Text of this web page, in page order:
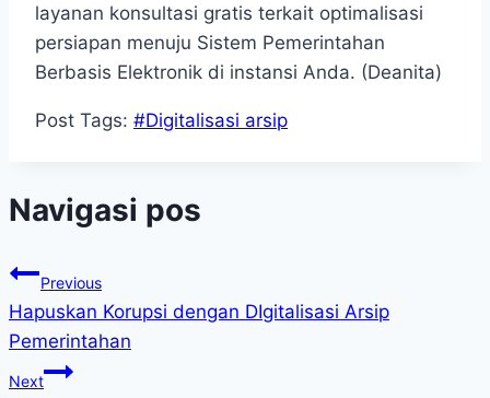
layanan konsultasi gratis terkait optimalisasi
persiapan menuju Sistem Pemerintahan
Berbasis Elektronik di instansi Anda. (Deanita)
Post Tags: #Digitalisasi arsip
Navigasi pos
Previous
Hapuskan Korupsi dengan DIgitalisasi Arsip
Pemerintahan
Next